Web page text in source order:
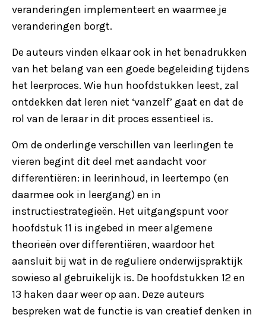
veranderingen implementeert en waarmee je
veranderingen borgt.
De auteurs vinden elkaar ook in het benadrukken
van het belang van een goede begeleiding tijdens
het leerproces. Wie hun hoofdstukken leest, zal
ontdekken dat leren niet ‘vanzelf’ gaat en dat de
rol van de leraar in dit proces essentieel is.
Om de onderlinge verschillen van leerlingen te
vieren begint dit deel met aandacht voor
differentiëren: in leerinhoud, in leertempo (en
daarmee ook in leergang) en in
instructiestrategieën. Het uitgangspunt voor
hoofdstuk 11 is ingebed in meer algemene
theorieën over differentiëren, waardoor het
aansluit bij wat in de reguliere onderwijspraktijk
sowieso al gebruikelijk is. De hoofdstukken 12 en
13 haken daar weer op aan. Deze auteurs
bespreken wat de functie is van creatief denken in